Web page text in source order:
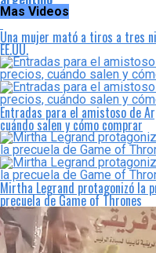
Mas Videos
Una mujer mató a tiros a tres
EE.UU.
Entradas para el amistoso de
cuándo salen y cómo comprar
Mirtha Legrand protagonizó la
precuela de Game of Thrones